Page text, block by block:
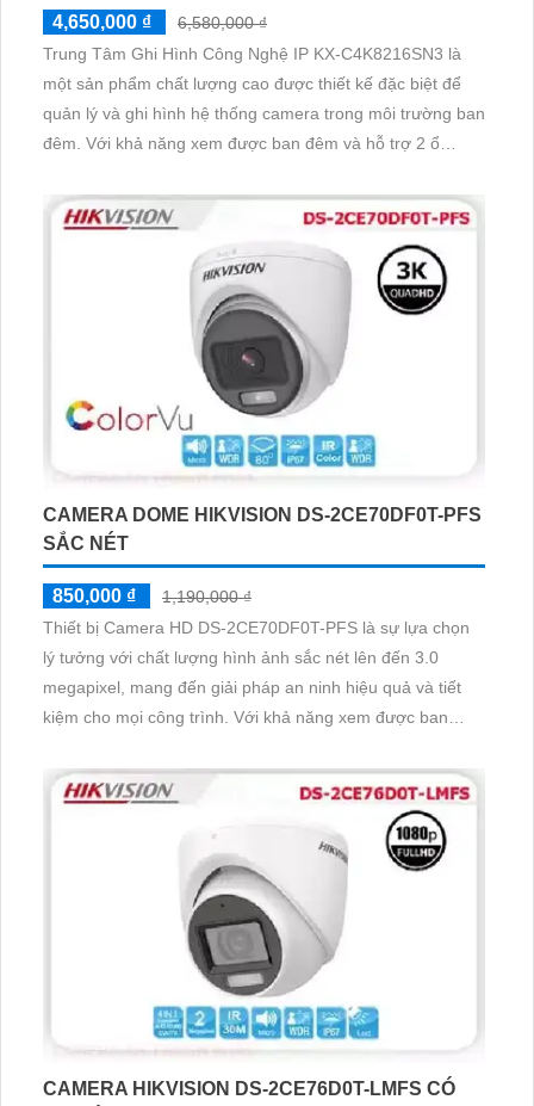
4,650,000 ₫
6,580,000 ₫
Trung Tâm Ghi Hình Công Nghệ IP KX-C4K8216SN3 là
một sản phẩm chất lượng cao được thiết kế đặc biệt để
quản lý và ghi hình hệ thống camera trong môi trường ban
đêm. Với khả năng xem được ban đêm và hỗ trợ 2 ổ
và ghi hình lâu dài. Một điểm nổi bật của sản phẩm này là
chất lượng hình ảnh trung thực và sắc nét
CAMERA DOME HIKVISION DS-2CE70DF0T-PFS
SẮC NÉT
850,000 ₫
1,190,000 ₫
Thiết bị Camera HD DS-2CE70DF0T-PFS là sự lựa chọn
lý tưởng với chất lượng hình ảnh sắc nét lên đến 3.0
megapixel, mang đến giải pháp an ninh hiệu quả và tiết
kiệm cho mọi công trình. Với khả năng xem được ban
phép quan sát ban đêm như ban ngày, tiết kiệm chi phí
CAMERA HIKVISION DS-2CE76D0T-LMFS CÓ